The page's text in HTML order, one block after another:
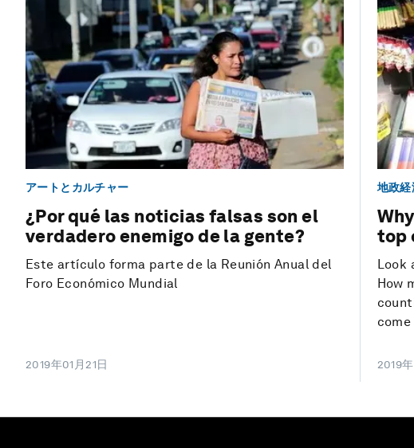
アートとカルチャー
¿Por qué las noticias falsas son el
verdadero enemigo de la gente?
Este artículo forma parte de la Reunión Anual del
Foro Económico Mundial
2019年01月21日
地政
top
Look
How
2019